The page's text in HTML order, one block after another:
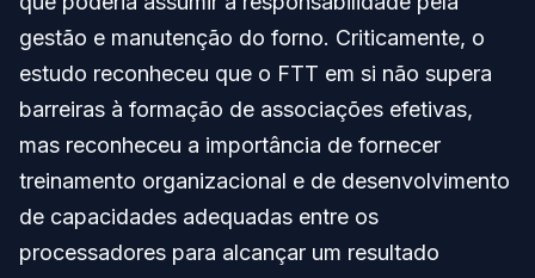
gestão e manutenção do forno. Criticamente, o
estudo reconheceu que o FTT em si não supera
barreiras à formação de associações efetivas,
mas reconheceu a importância de fornecer
treinamento organizacional e de desenvolvimento
de capacidades adequadas entre os
processadores para alcançar um resultado